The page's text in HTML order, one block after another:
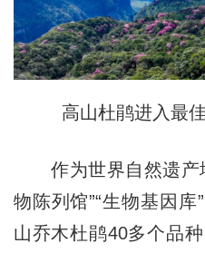
高山杜鹃进入最
作为世界自然遗产
物陈列馆”“生物基因
山乔木杜鹃40多个品